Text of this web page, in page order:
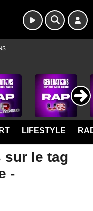
LIFESTYLE
sur le tag
-